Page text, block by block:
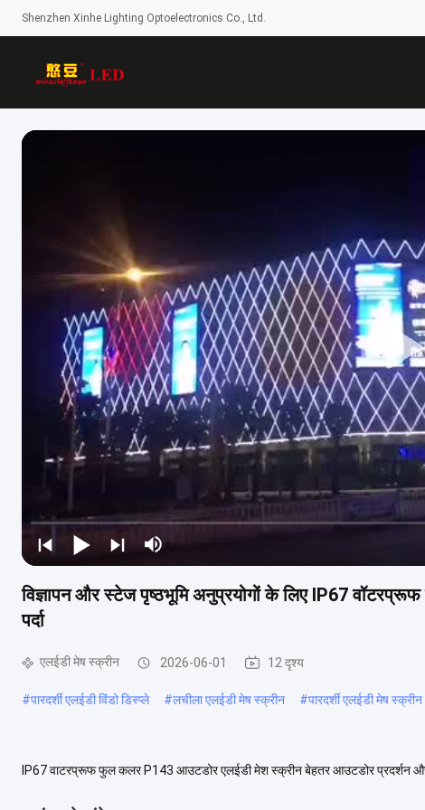
Shenzhen Xinhe Lighting Optoelectronics Co., Ltd.
विज्ञापन और स्टेज पृष्ठभूमि अनुप्रयोगों के लिए IP67
पर्दा
एलईडी मेष स्क्रीन 2026-06-01 12 दृश्य
#पारदर्शी एलईडी विंडो डिस्प्ले #लचीला एलईडी मेष स्क्रीन #पारदर्शी एलईडी मेष स्क्रीन
IP67 वाटरप्रूफ फुल कलर P143 आउटडोर एलईडी मेश स्क्रीन बेहतर आउटडोर प्रदर्शन और